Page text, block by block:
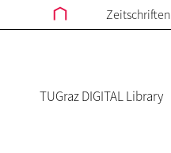
Zeitschriften
TUGraz DIGITAL Library